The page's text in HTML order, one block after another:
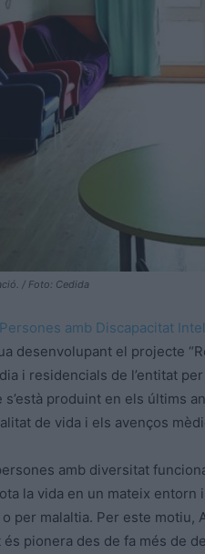
/ Foto: Cedida
amb Discapacitat
desenvolupant el projecte
i residencials de l’entitat
s’està produint en els últims
de vida i els avenços
amb diversitat
la vida en un mateix
per malaltia. Per este motiu,
és pionera des de fa més de